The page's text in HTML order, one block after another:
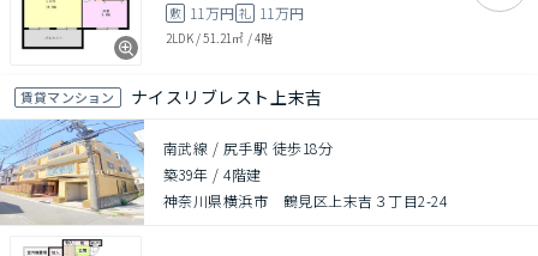
敷 11万円 礼 11万円
2LDK/51.21㎡ /4階
賃貸マンション ナイスリブレスト上末吉
南武線 / 尻手駅 徒歩18分
築39年 /4階建
神奈川県横浜市 鶴見区上末吉３丁目2-24